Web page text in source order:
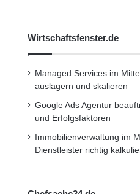
Wirtschaftsfenster.de
Managed Services im
auslagern und skalieren
Google Ads Agentur
und Erfolgsfaktoren
Immobilienverwaltung im
Dienstleister richtig